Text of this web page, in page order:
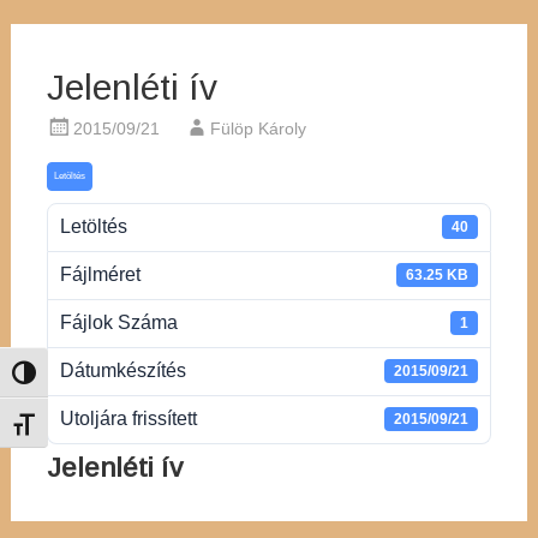
Nagy kontraszt váltása
Betűméret váltása
Jelenléti ív
2015/09/21 Fülöp Károly
Letöltés
Letöltés 40
Fájlméret 63.25 KB
Fájlok Száma 1
Dátumkészítés 2015/09/21
Utoljára frissített 2015/09/21
Jelenléti ív